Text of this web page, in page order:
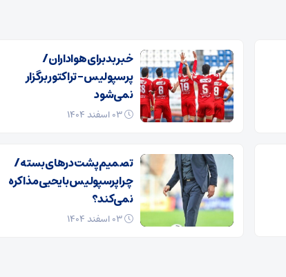
خبر بد برای هواداران /
پرسپولیس – تراکتور برگزار
نمی‌شود
۰۳ اسفند ۱۴۰۴
تصمیم پشت در‌های بسته /
چرا پرسپولیس با یحیی مذاکره
نمی‌کند؟
۰۳ اسفند ۱۴۰۴